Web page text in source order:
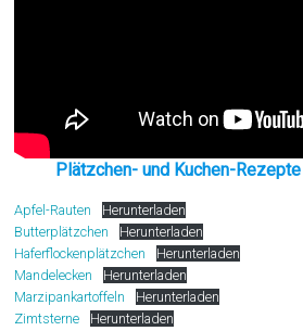
Plätzchen- und Kuchen-Rezepte
Apfel-Rauten
Herunterladen
Butterplätzchen
Herunterladen
Haferflockenplätzchen
Herunterladen
Mandelecken
Herunterladen
Marzipankartoffeln
Herunterladen
Zimtsterne
Herunterladen